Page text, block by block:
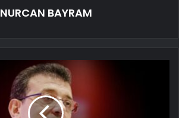
NURCAN BAYRAM